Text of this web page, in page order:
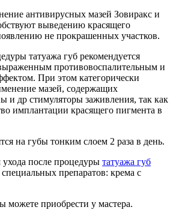
антивирусных мазей Зовиракс и
выведению красящего
не прокрашенных участков.
татуажа губ рекомендуется
противовоспалительным и
При этом категорически
мазей, содержащих
и др стимуляторы заживления, так как
имплантации красящего пигмента в
на губы тонким слоем 2 раза в день.
после процедуры татуажа губ
препаратов: крема с
приобрести у мастера.